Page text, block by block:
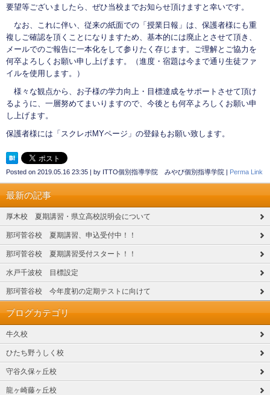
要望等ございましたら、ぜひ当校までお知らせ頂けますと幸いです。
なお、これに伴い、従来の紙面での「授業日報」は、保護者様にも重
複しご確認を頂くことになりますため、基本的には廃止とさせて頂き、
メールでのご報告に一本化をして参りたく存じます。ご理解とご協力を
何卒よろしくお願い申し上げます。（進度・宿題は今まで通り生徒ファ
イルを使用します。）
様々な観点から、お子様の学力向上・目標達成をサポートさせて頂け
るように、一層努めてまいりますので、今後とも何卒よろしくお願い申
し上げます。
保護者様には「スクレポMYページ」の登録もお願い致します。
Posted on 2019.05.16 23:35 | by ITTO個別指導学院 みやび個別指導学院 | Perma Link
最新の記事
厚木校 夏期講習・県立高校説明会について
那珂菅谷校 夏期講習、申込受付中！！
那珂菅谷校 夏期講習受付スタート！！
水戸千波校 目標設定
那珂菅谷校 今年度初の定期テストに向けて
ブログカテゴリ
牛久校
ひたち野うしく校
守谷久保ヶ丘校
龍ヶ崎藤ヶ丘校